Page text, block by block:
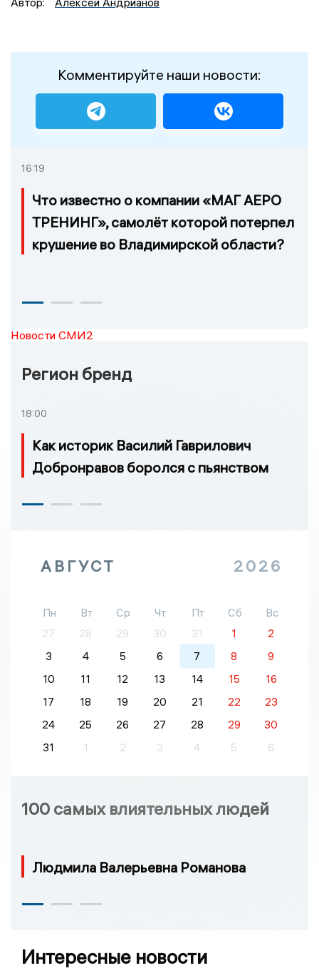
Комментируйте наши новости:
16:19
Что известно о компании «МАГ АЕРО
ТРЕНИНГ», самолёт которой потерпел
крушение во Владимирской области?
Новости СМИ2
Регион бренд
18:00
Как историк Василий Гаврилович
Добронравов боролся с пьянством
АВГУСТ 2026
Пн Вт Ср Чт Пт Сб
Вс
27
28 29 30 31 1
2
3
4 5 6 7 8
9
10
11 12 13 14 15
16
17
18 19 20 21 22
23
24
25 26 27 28 29
30
31
1 2 3 4 5 6
100 самых влиятельных людей
Людмила Валерьевна Романова
Интересные новости